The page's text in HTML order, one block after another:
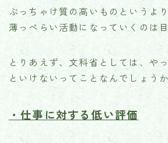
ぶっちゃけ質の高いものというよ
薄っぺらい活動になっていくのは
とりあえず、文科省としては、や
といけないってことなんでしょうか
・仕事に対する低い評価